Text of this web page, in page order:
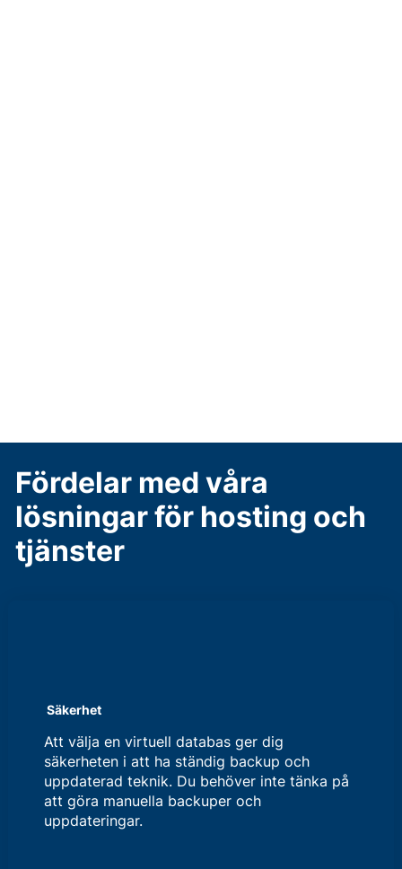
Säkerhet
Att välja en virtuell databas ger dig
säkerheten i att ha ständig backup och
uppdaterad teknik. Du behöver inte tänka på
att göra manuella backuper och
uppdateringar.
Fördelar med våra
lösningar för hosting och
tjänster